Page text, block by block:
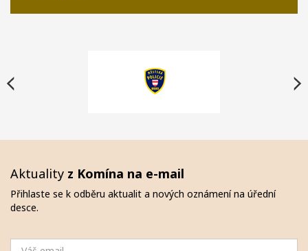
Aktuality z Komína na e-mail
Přihlaste se k odběru aktualit a nových oznámení na úřední
desce.